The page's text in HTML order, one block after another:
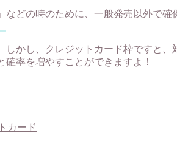
どの時のために、一般発売以外で
かし、クレジットカード枠ですと
率を増やすことができますよ！
カード